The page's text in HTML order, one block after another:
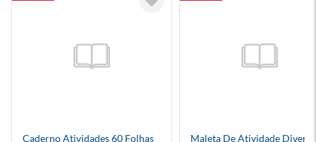
Caderno Atividades 60 Folhas
Maleta De Atividade